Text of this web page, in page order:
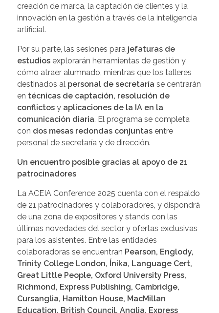
creación de marca, la captación de clientes y la
innovación en la gestión a través de la inteligencia
artificial.
Por su parte, las sesiones para jefaturas de
estudios explorarán herramientas de gestión y
cómo atraer alumnado, mientras que los talleres
destinados al personal de secretaría se centrarán
en técnicas de captación, resolución de
conflictos y aplicaciones de la IA en la
comunicación diaria. El programa se completa
con dos mesas redondas conjuntas entre
personal de secretaría y de dirección.
Un encuentro posible gracias al apoyo de 21
patrocinadores
La ACEIA Conference 2025 cuenta con el respaldo
de 21 patrocinadores y colaboradores, y dispondrá
de una zona de expositores y stands con las
últimas novedades del sector y ofertas exclusivas
para los asistentes. Entre las entidades
colaboradoras se encuentran Pearson, Englody,
Trinity College London, Ínika, Language Cert,
Great Little People, Oxford University Press,
Richmond, Express Publishing, Cambridge,
Cursanglia, Hamilton House, MacMillan
Education, British Council, Anglia, Express